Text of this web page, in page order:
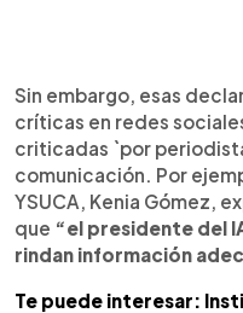
Sin embargo, esas
críticas en redes
criticadas `por
comunicación. Por
YSUCA, Kenia Gómez,
que “el presidente del
rindan información
Te puede interesar: